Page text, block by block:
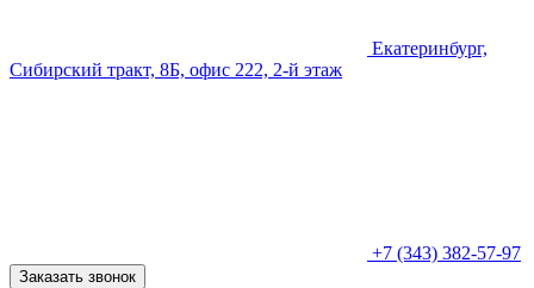
Екатеринбург,
Сибирский тракт, 8Б, офис 222, 2-й этаж
+7 (343) 382-57-97
Заказать звонок